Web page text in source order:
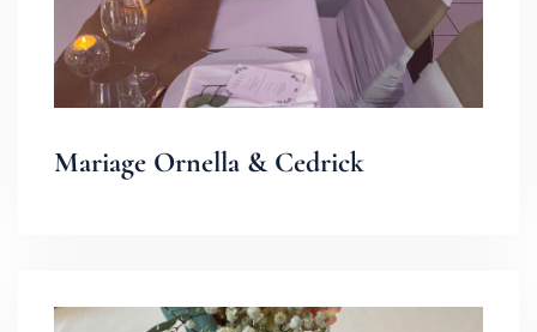
Mariage Ornella & Cedrick